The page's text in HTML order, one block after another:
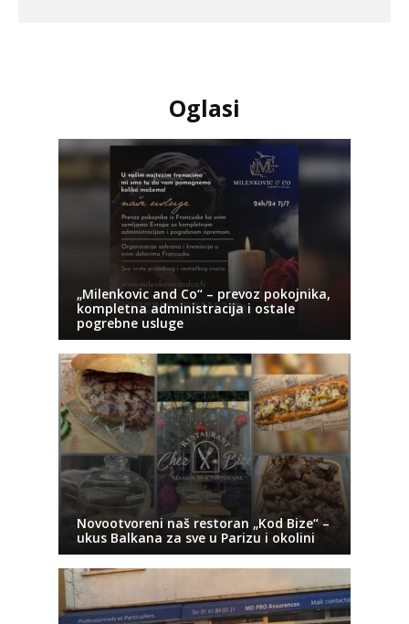
Oglasi
„Milenkovic and Co“ – prevoz pokojnika,
kompletna administracija i ostale
pogrebne usluge
Novootvoreni naš restoran „Kod Bize“ –
ukus Balkana za sve u Parizu i okolini